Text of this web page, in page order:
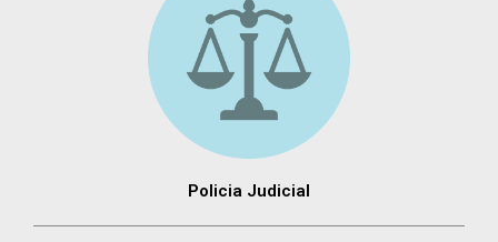
Policia Judicial